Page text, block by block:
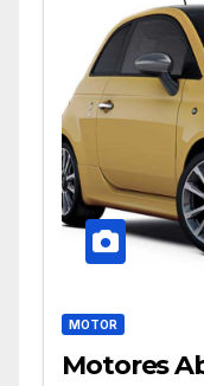
MOTOR
Motores